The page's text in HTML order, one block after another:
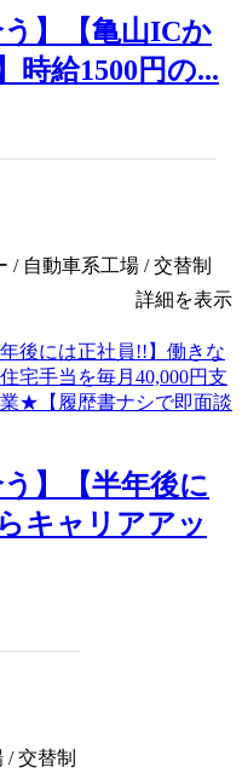
う】【亀山ICか
時給1500円の...
/ 自動車系工場 / 交替制
詳細を表示
】【半年後に
キャリアアッ
/ 交替制